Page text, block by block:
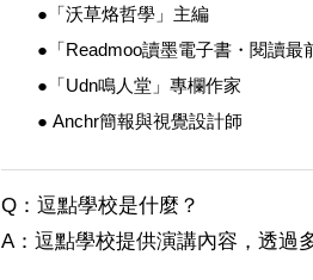
●「沃草烙哲學」主編
●「Readmoo讀墨電子書・閱讀最
●「Udn鳴人堂」專欄作家
● Anchr簡報與視覺設計師
Q：逗點學校是什麼？
A：逗點學校提供演講內容，透過